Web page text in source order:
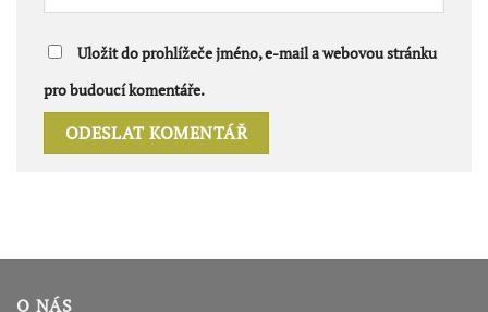
Uložit do prohlížeče jméno, e-mail a webovou stránku
pro budoucí komentáře.
O NÁS